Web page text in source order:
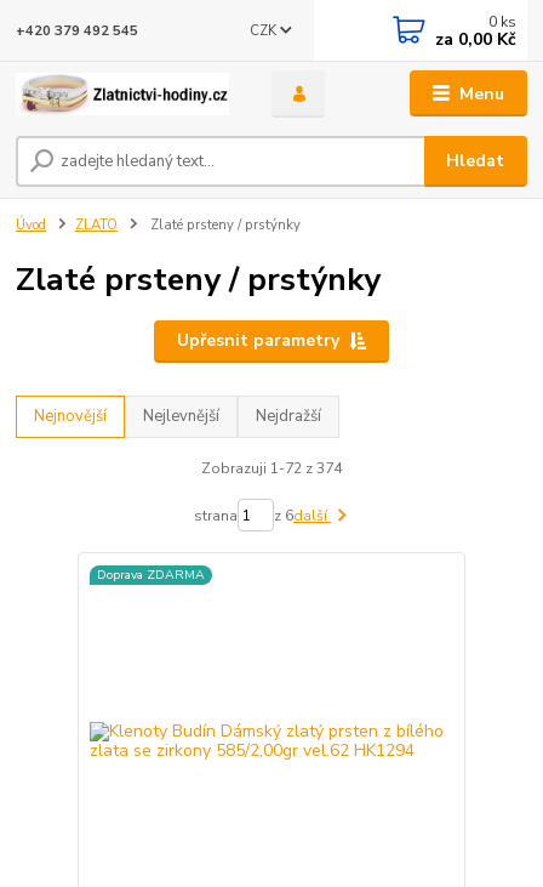
Menu
CZK
Hledat
+420 379 492 545 0 ks
za 0,00 Kč
Úvod ZLATO Zlaté prsteny / prstýnky
Zlaté prsteny / prstýnky
Upřesnit parametry
Nejnovější Nejlevnější Nejdražší
Zobrazuji 1-72 z 374
strana z 6další
Doprava ZDARMA